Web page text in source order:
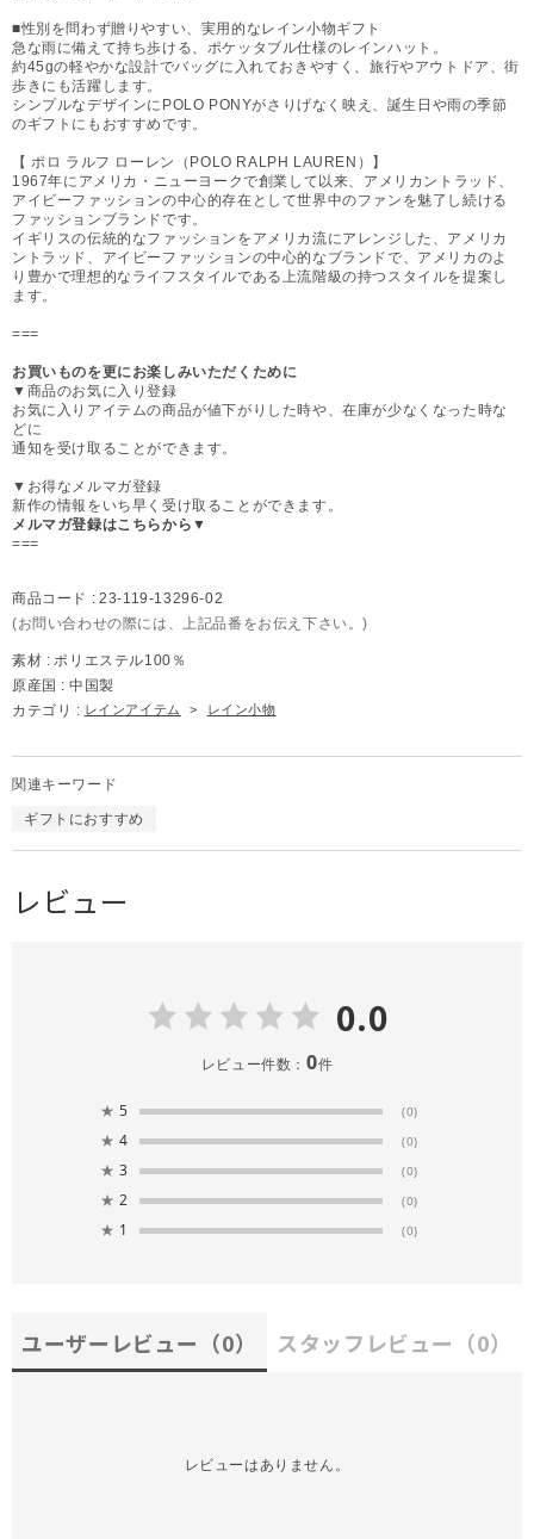
■性別を問わず贈りやすい、実用的なレイン小物ギフト
急な雨に備えて持ち歩ける、ポケッタブル仕様のレインハット。
約45gの軽やかな設計でバッグに入れておきやすく、旅行やアウトドア、街
歩きにも活躍します。
シンプルなデザインにPOLO PONYがさりげなく映え、誕生日や雨の季節
のギフトにもおすすめです。
【 ポロ ラルフ ローレン（POLO RALPH LAUREN）】
1967年にアメリカ・ニューヨークで創業して以来、アメリカントラッド、
アイビーファッションの中心的存在として世界中のファンを魅了し続ける
ファッションブランドです。
イギリスの伝統的なファッションをアメリカ流にアレンジした、アメリカ
ントラッド、アイビーファッションの中心的なブランドで、アメリカのよ
り豊かで理想的なライフスタイルである上流階級の持つスタイルを提案し
ます。
===
お買いものを更にお楽しみいただくために
▼商品のお気に入り登録
お気に入りアイテムの商品が値下がりした時や、在庫が少なくなった時な
どに
通知を受け取ることができます。
▼お得なメルマガ登録
新作の情報をいち早く受け取ることができます。
メルマガ登録はこちらから▼
===
商品コード : 23-119-13296-02
(お問い合わせの際には、上記品番をお伝え下さい。)
素材 : ポリエステル100％
原産国 : 中国製
カテゴリ : レインアイテム > レイン小物
関連キーワード
ギフトにおすすめ
レビュー
0.0
レビュー件数： 0件
★ 5 (0)
★ 4 (0)
★ 3 (0)
★ 2 (0)
★ 1 (0)
ユーザーレビュー （0） スタッフレビュー （0）
レビューはありません。